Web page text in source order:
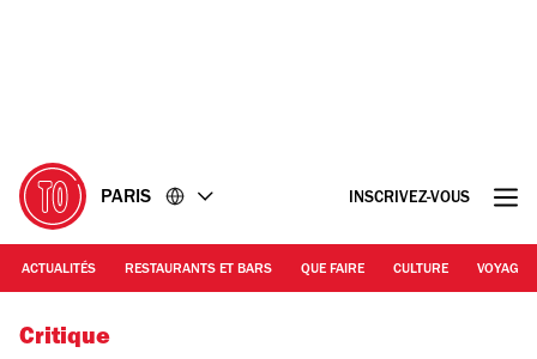
PARIS INSCRIVEZ-VOUS
ACTUALITÉS RESTAURANTS ET BARS QUE FAIRE CULTURE VOYAGE
Maurine Tric
Critique